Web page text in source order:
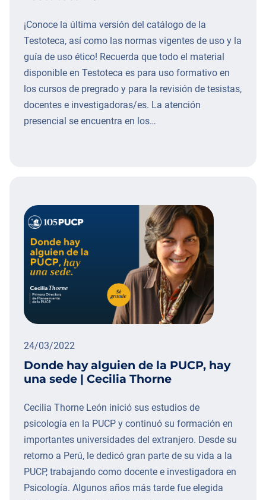
¡Conoce la última versión del catálogo de la
Testoteca, así como las normas vigentes de uso y la
guía de uso ético! Recuerda que todo el material
disponible en Testoteca es para uso formativo en
los cursos de pregrado y para la revisión de tesistas,
docentes e investigadoras/es. La atención
presencial se encuentra en los…
24/03/2022
Donde hay alguien de la PUCP, hay
una sede | Cecilia Thorne
Cecilia Thorne León inició sus estudios de
psicología en la PUCP y continuó su formación en
importantes universidades del extranjero. Desde su
retorno a Perú, le dedicó gran parte de su vida a la
PUCP, trabajando como docente e investigadora en
Psicología. Algunos años más tarde fue elegida